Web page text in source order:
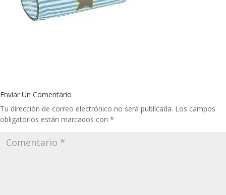
Enviar Un Comentario
Tu dirección de correo electrónico no será publicada. Los campos
obligatorios están marcados con *